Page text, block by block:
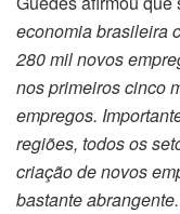
economia brasileira
280 mil novos
nos primeiros cinco
empregos.
regiões, todos os
criação de novos
bastante